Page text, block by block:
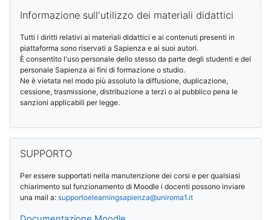
Blocks
Informazione sull'utilizzo dei materiali didattici
Tutti i diritti relativi ai materiali didattici e ai contenuti presenti in
piattaforma sono riservati a Sapienza e ai suoi autori.
È consentito l'uso personale dello stesso da parte degli studenti e del
personale Sapienza ai fini di formazione o studio.
Ne è vietata nel modo più assoluto la diffusione, duplicazione,
cessione, trasmissione, distribuzione a terzi o al pubblico pena le
sanzioni applicabili per legge.
SUPPORTO
Per essere supportati nella manutenzione dei corsi e per qualsiasi
chiarimento sul funzionamento di Moodle i docenti possono inviare
una mail a: supportoelearningsapienza@uniroma1.it